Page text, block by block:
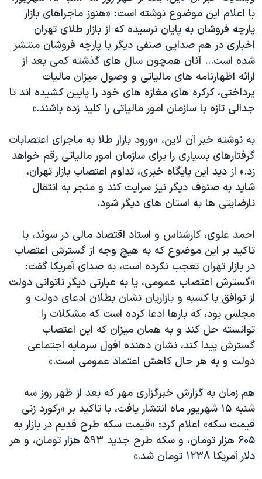
فرهنگ و زندگی
حقوق شهروندی
اقتصادی
علم و فناوری
اسرائیل در جنگ
گالری عکس
آرشیو پخش زنده
مستندها
انتخابات ریاست جمهوری آمریکا ۲۰۲۴
حمله جمهوری اسلامی به اسرائیل
رمز مهسا
ورزش زنان در ایران
اعتراضات زن، زندگی، آزادی
مجموعه مستندهای دادخواهی
تریبونال مردمی آبان ۹۸
دادگاه حمید نوری
چهل سال گروگان‌گیری
اعتراضات مردمی آبان ۹۸
اسرائیل در جنگ
نرگس محمدی برنده جایزه نوبل صلح
همایش محافظه‌کاران آمریکا «سی‌پک»
صفحه‌های ویژه
سفر پرزیدنت ترامپ به چین
دنبال کنید
زبانهای مختلف
با اعلام این موضوع نوشته است: «هنوز ماجراهای بازار
پارچه فروشان به پایان نرسیده که از بازار طلای تهران
اخباری در هم صدایی صنفی دیگر با پارچه فروشان منتشر
شده است... آنان همچون سال های گذشته کمی بعد از
ارائه اظهارنامه های مالیاتی و وصول میزان مالیات
پرداختی، کرکره های مغازه های خود را پایین کشیده اند تا
جدالی تازه با سازمان امور مالیاتی را کلید زده باشند.»
به نوشته خبر آن لاین، «ورود بازار طلا به ماجرای اعتصابات
گرفتارهای بسیاری را برای سازمان امور مالیاتی رقم خواهد
زد.» از دید این پایگاه خبری، تداوم اعتصاب بازار تهران،
شاید به صنوف دیگر نیز سرایت کند و منجر به انتقال
نارضایتی ها به استان های دیگر شود.
احمد علوی، کارشناس و استاد اقتصاد مالی در سوئد، با
تاکید بر این موضوع که به هیچ وجه از گسترش اعتصاب
در بازار تهران تعجب نکرده است، به صدای آمریکا گفت:
«گسترش اعتصاب عمومی، یا به عبارتی دیگر ناتوانی دولت
از توافق با کسبه و بازاریان نشان بطلان ادعای دولت و
مجلس بود، که بارها ادعا کرده است که مشکلات را
توانسته حل کند و به همان میزان که این اعتصاب
گسترش پیدا کند، نشان دهنده افول سرمایه اجتماعی
دولت و به هر حال کاهش اعتماد عمومی است.»
هم زمان به گزارش خبرگزاری مهر که بعد از ظهر روز سه
شنبه ۱۵ شهریور ماه انتشار یافت، با تاکید بر «رکورد زنی
قیمت سکه» اعلام کرد: «قیمت سکه طرح قدیم در بازار به
۶۰۵ هزار تومان، و سکه طرح جدید ۵۹۳ هزار تومان، و هر
دلار آمریکا ۱۲۳۸ تومان شد.»